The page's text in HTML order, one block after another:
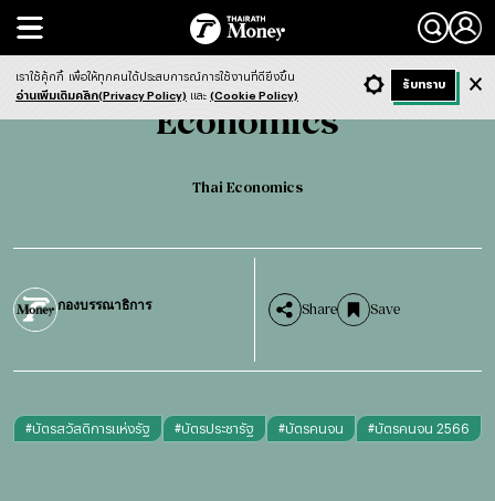
Search
Economics Thai Economics
Economics
Thai Economics
กองบรรณาธิการ Share Save
#บัตรสวัสดิการแห่งรัฐ #บัตรประชารัฐ #บัตรคนจน #บัตรคนจน 2566
- ก + ก Dark ฟังข่าว
เราใช้คุ้กกี้ เพื่อให้ทุกคนได้ประสบการณ์การใช้งานที่ดียิ่งขึ้น
อ่านเพิ่มเติมคลิก(Privacy Policy) และ (Cookie Policy)
รับทราบ